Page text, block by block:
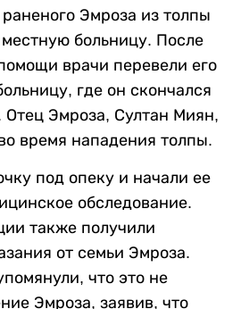
Эмроза из толпы
местную больницу. После
врачи перевели его
где он скончался
Отец Эмроза, Султан Миян,
время нападения толпы.
под опеку и начали ее
обследование.
также получили
от семьи Эмроза.
что это не
Эмроза, заявив, что